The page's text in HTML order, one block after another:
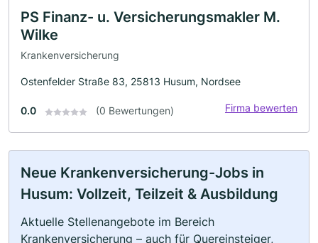
PS Finanz- u. Versicherungsmakler M.
Wilke
Krankenversicherung
Ostenfelder Straße 83, 25813 Husum, Nordsee
0.0 (0 Bewertungen) Firma bewerten
Neue Krankenversicherung-Jobs in
Husum: Vollzeit, Teilzeit & Ausbildung
Aktuelle Stellenangebote im Bereich
Krankenversicherung – auch für Quereinsteiger,